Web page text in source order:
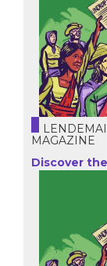
MAGAZINE
Discover